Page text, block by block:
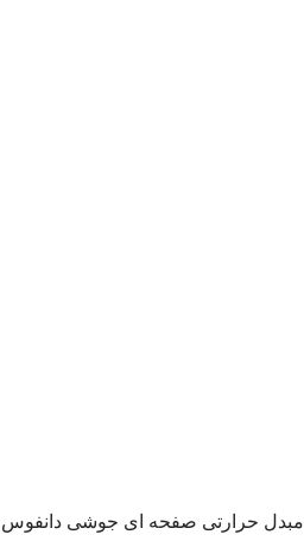
مبدل حرارتی صفحه ای جوشی دانفوس